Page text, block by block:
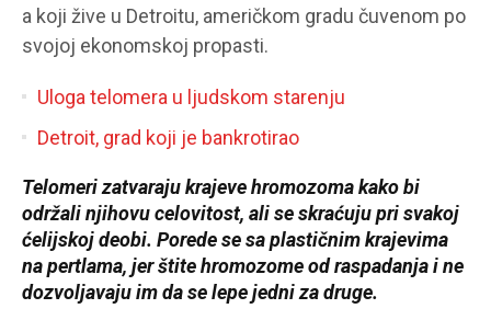
a koji žive u Detroitu, američkom gradu čuvenom po
svojoj ekonomskoj propasti.
Uloga telomera u ljudskom starenju
Detroit, grad koji je bankrotirao
Telomerizatvaraju krajeve hromozoma kako bi
održali njihovu celovitost, ali se skraćuju pri svakoj
ćelijskoj deobi. Porede se sa plastičnim krajevima
na pertlama, jer štite hromozome od raspadanja i ne
dozvoljavaju im da se lepe jedni za druge.